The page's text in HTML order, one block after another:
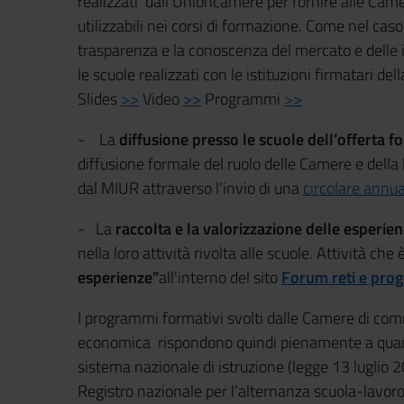
utilizzabili nei corsi di formazione. Come nel
trasparenza e la conoscenza del mercato e
le scuole realizzati con le istituzioni firmatari
Slides >> Video >> Programmi >>
- Ladiffusione presso le scuole dell’offerta
diffusione formale del ruolo delle Camere e
dal MIUR attraverso l’invio di unacircolare
- Laraccolta e la valorizzazione delle
nella loro attività rivolta alle scuole. Attività che
esperienze”all'interno del sitoForum reti e
I programmi formativi svolti dalle Camere di
economica rispondono quindi pienamente a
sistema nazionale di istruzione (legge 13 luglio
Registro nazionale per l’alternanza scuola-